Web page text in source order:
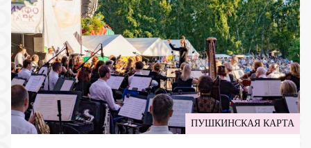
ПУШКИНСКАЯ КАРТА